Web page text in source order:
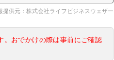
提供元：株式会社ライフビジネスウェザー
おでかけの際は事前にご確認